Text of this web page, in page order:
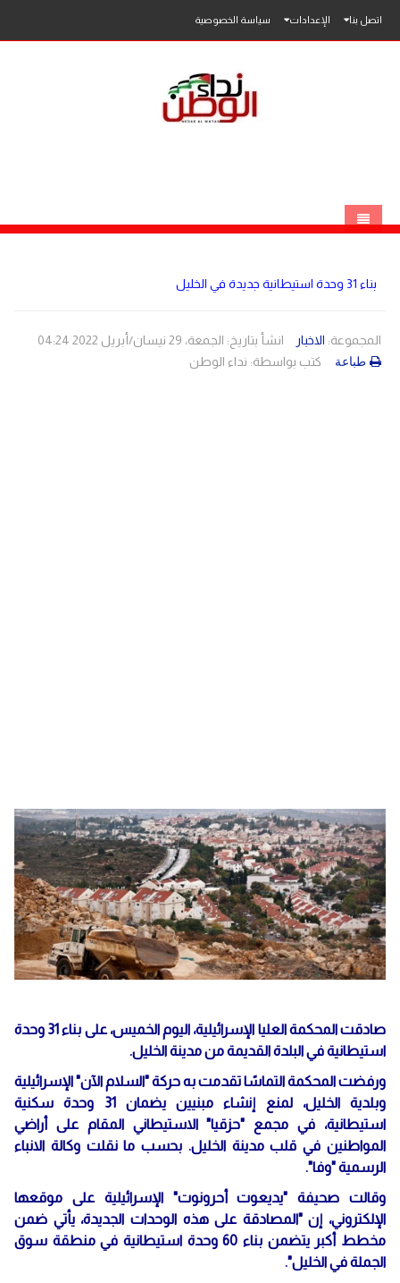
اتصل بنا الإعدادات سياسة الخصوصية
بناء 31 وحدة استيطانية جديدة في الخليل
المجموعة: الاخبار
انشأ بتاريخ: الجمعة، 29 نيسان/أبريل 2022 04:24
كتب بواسطة: نداء الوطن طباعة
صادقت المحكمة العليا الإسرائيلية، اليوم الخميس، على بناء 31 وحدة
استيطانية في البلدة القديمة من مدينة الخليل.
ورفضت المحكمة التماسًا تقدمت به حركة "السلام الآن" الإسرائيلية
وبلدية الخليل، لمنع إنشاء مبنيين يضمان 31 وحدة سكنية
استيطانية، في مجمع "حزقيا" الاستيطاني المقام على أراضي
المواطنين في قلب مدينة الخليل. بحسب ما نقلت وكالة الانباء
الرسمية "وفا".
وقالت صحيفة "يديعوت أحرونوت" الإسرائيلية على موقعها
الإلكتروني، إن "المصادقة على هذه الوحدات الجديدة، يأتي ضمن
مخطط أكبر يتضمن بناء 60 وحدة استيطانية في منطقة سوق
الجملة في الخليل".
محلي
فلسطين
عربي